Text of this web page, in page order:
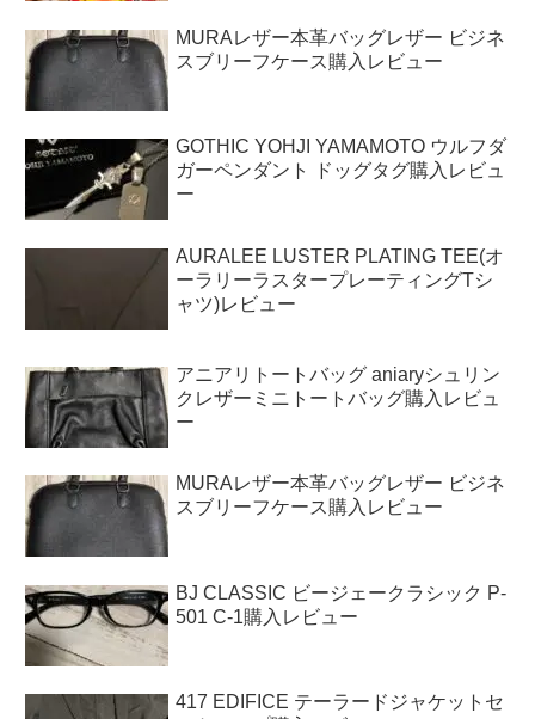
MURAレザー本革バッグレザー ビジネ
スブリーフケース購入レビュー
GOTHIC YOHJI YAMAMOTO ウルフダ
ガーペンダント ドッグタグ購入レビュ
ー
AURALEE LUSTER PLATING TEE(オ
ーラリーラスタープレーティングTシ
ャツ)レビュー
アニアリトートバッグ aniaryシュリン
クレザーミニトートバッグ購入レビュ
ー
MURAレザー本革バッグレザー ビジネ
スブリーフケース購入レビュー
BJ CLASSIC ビージェークラシック P-
501 C-1購入レビュー
417 EDIFICE テーラードジャケットセ